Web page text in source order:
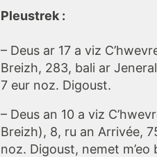
Pleustrek :
– Deus ar 17 a viz
Breizh, 283, bali ar
7 eur noz. Digoust.
– Deus an 10 a viz
Breizh), 8, ru an Arrivée,
noz. Digoust, nemet